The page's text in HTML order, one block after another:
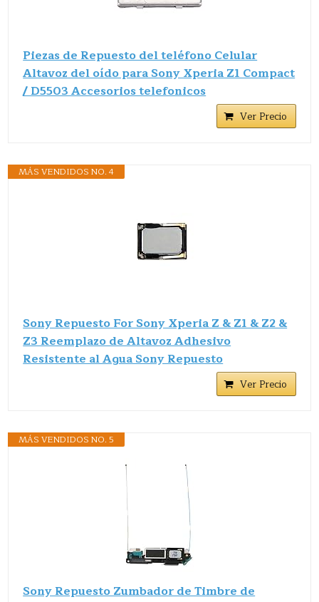
Piezas de Repuesto del teléfono Celular
Altavoz del oído para Sony Xperia Z1 Compact
/ D5503 Accesorios telefonicos
Ver Precio
MÁS VENDIDOS NO. 4
Sony Repuesto For Sony Xperia Z & Z1 & Z2 &
Z3 Reemplazo de Altavoz Adhesivo
Resistente al Agua Sony Repuesto
Ver Precio
MÁS VENDIDOS NO. 5
Sony Repuesto Zumbador de Timbre de